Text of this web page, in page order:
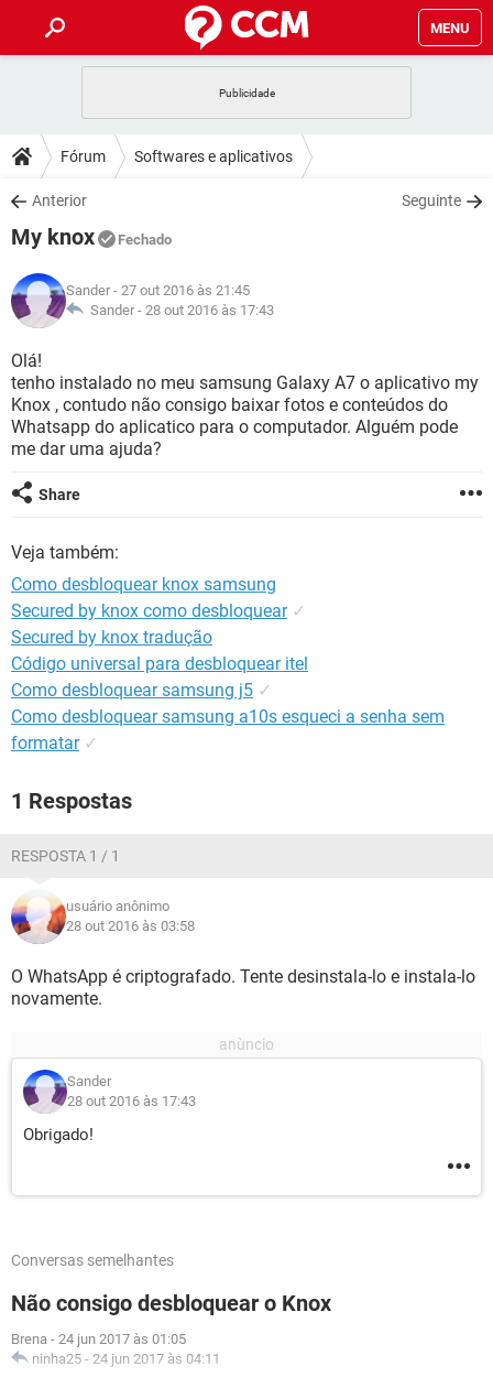
MENU
CELULAR FACEBOOK
OUTLOOK
INSTAGRAM
GUIA DE COMPRAS
DICAS
JOGOS WHATSAPP
INSTAGRAM
GUIA DE COMPRAS
DOWNLOADS
JOGOS
CELULAR
OUTLOOK EXCEL
INSTAGRAM
GUIA DE COMPRAS
FÓRUM
JOGOS
CELULAR
OUTLOOK
INSTAGRAM GMAIL
GUIA DE COMPRAS
GLOSSÁRIO
JOGOS
CELULAR FACEBOOK
OUTLOOK EXCEL
GUIA DE COMPRAS
Fórum Softwares e aplicativos
Anterior Seguinte
My knox Fechado
Sander - 27 out 2016 às 21:45
Sander - 28 out 2016 às 17:43
Olá!
tenho instalado no meu samsung Galaxy A7 o aplicativo my
Knox , contudo não consigo baixar fotos e conteúdos do
Whatsapp do aplicatico para o computador. Alguém pode
me dar uma ajuda?
Share
Veja também:
Como desbloquear knox samsung
Secured by knox como desbloquear ✓
Secured by knox tradução
Código universal para desbloquear itel
Como desbloquear samsung j5 ✓
Como desbloquear samsung a10s esqueci a senha sem
formatar ✓
1 Respostas
RESPOSTA 1 / 1
usuário anônimo
28 out 2016 às 03:58
O WhatsApp é criptografado. Tente desinstala-lo e instala-lo
novamente.
Sander
28 out 2016 às 17:43
Obrigado!
Conversas semelhantes
Não consigo desbloquear o Knox
Brena - 24 jun 2017 às 01:05
ninha25 - 24 jun 2017 às 04:11